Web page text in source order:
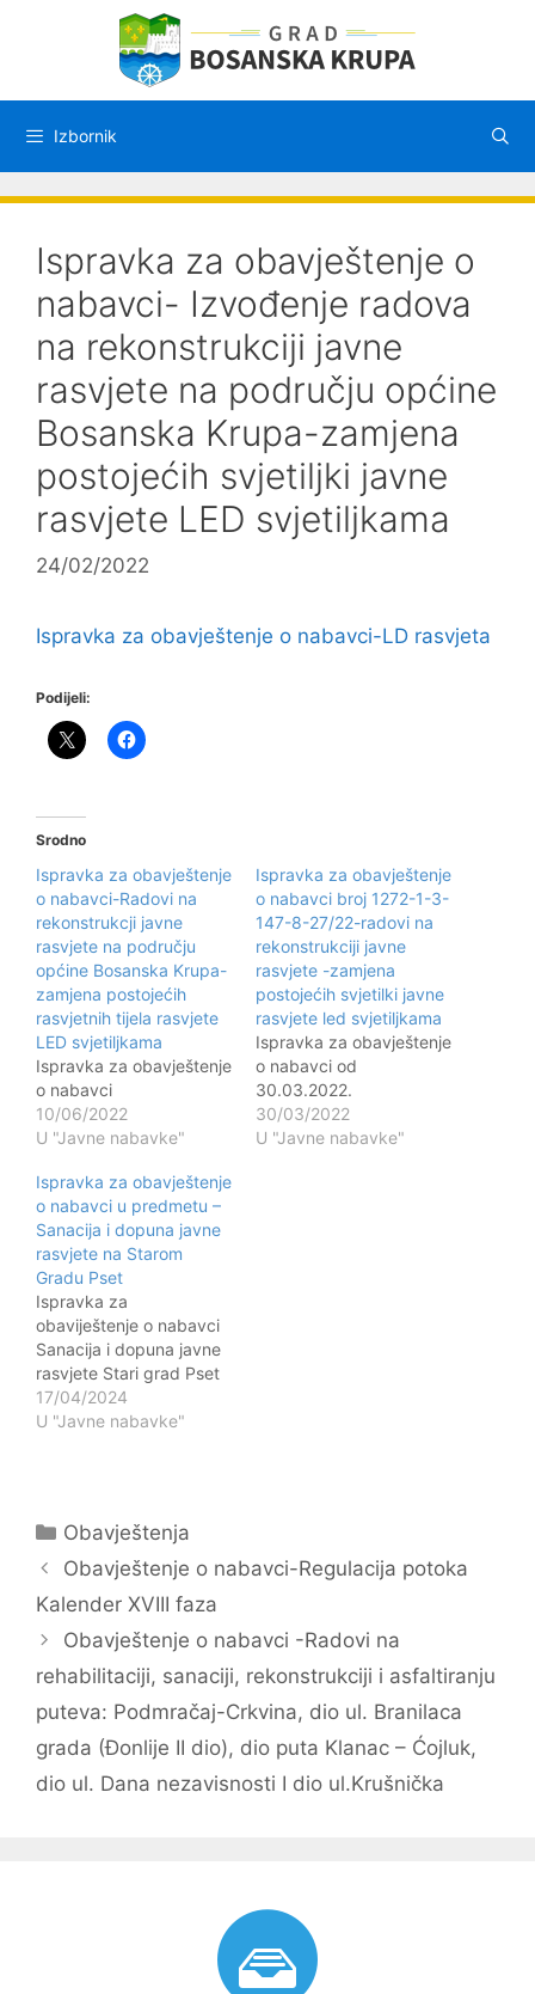
Izbornik
Ispravka za obavještenje o
nabavci- Izvođenje radova
na rekonstrukciji javne
rasvjete na području općine
Bosanska Krupa-zamjena
postojećih svjetiljki javne
rasvjete LED svjetiljkama
24/02/2022
Ispravka za obavještenje o nabavci-LD rasvjeta
Podijeli:
Srodno
Ispravka za obavještenje
o nabavci-Radovi na
rekonstrukcji javne
rasvjete na području
općine Bosanska Krupa-
zamjena postojećih
rasvjetnih tijela rasvjete
LED svjetiljkama
Ispravka za obavještenje
o nabavci
10/06/2022
U "Javne nabavke"
Ispravka za obavještenje
o nabavci broj 1272-1-3-
147-8-27/22-radovi na
rekonstrukciji javne
rasvjete -zamjena
postojećih svjetilki javne
rasvjete led svjetiljkama
Ispravka za obavještenje
o nabavci od
30.03.2022.
30/03/2022
U "Javne nabavke"
Ispravka za obavještenje
o nabavci u predmetu –
Sanacija i dopuna javne
rasvjete na Starom
Gradu Pset
Ispravka za
obaviještenje o nabavci
Sanacija i dopuna javne
rasvjete Stari grad Pset
17/04/2024
U "Javne nabavke"
Kategorije
Obavještenja
Navigacija
objava
Obavještenje o nabavci-Regulacija potoka
Kalender XVIII faza
Obavještenje o nabavci -Radovi na
rehabilitaciji, sanaciji, rekonstrukciji i asfaltiranju
puteva: Podmračaj-Crkvina, dio ul. Branilaca
grada (Đonlije II dio), dio puta Klanac – Ćojluk,
dio ul. Dana nezavisnosti I dio ul.Krušnička